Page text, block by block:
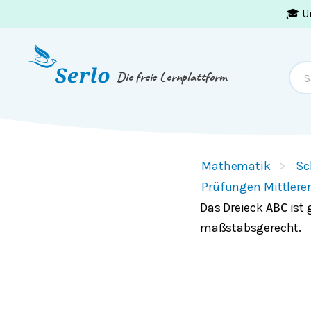
🎓
Die freie Lernplattform
Mathematik
Prüfungen
Das Dreieck ABCist
maßstabsgerecht.